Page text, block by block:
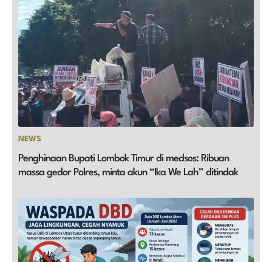
NEWS
Penghinaan Bupati Lombok Timur di medsos: Ribuan
massa gedor Polres, minta akun “Ika We Lah” ditindak